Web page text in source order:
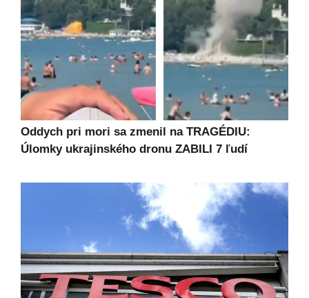
Oddych pri mori sa zmenil na TRAGÉDIU:
Úlomky ukrajinského dronu ZABILI 7 ľudí